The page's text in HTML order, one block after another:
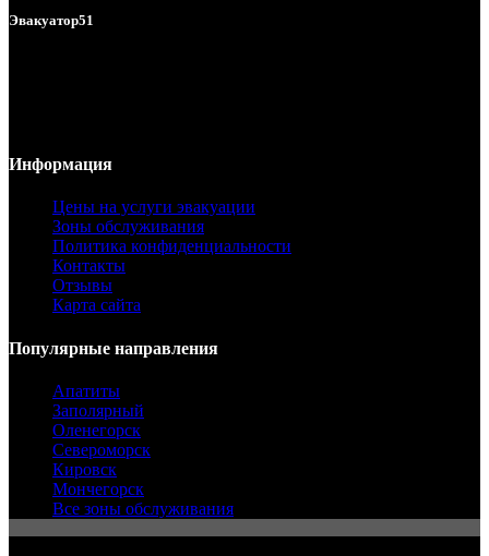
Эвакуатор51
Информация
Цены на услуги эвакуации
Зоны обслуживания
Политика конфиденциальности
Контакты
Отзывы
Карта сайта
Популярные направления
Апатиты
Заполярный
Оленегорск
Североморск
Кировск
Мончегорск
Все зоны обслуживания